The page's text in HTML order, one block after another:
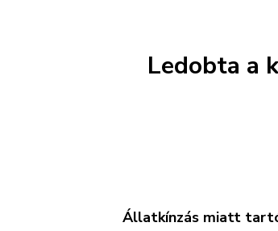
Ledobta a
Állatkínzás miatt